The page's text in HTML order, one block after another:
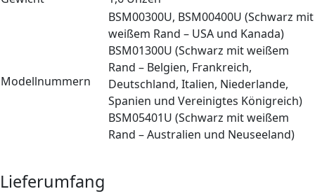
Modellnummern
BSM00300U, BSM00400U (Schwarz mit
weißem Rand – USA und Kanada)
BSM01300U (Schwarz mit weißem
Rand – Belgien, Frankreich,
Deutschland, Italien, Niederlande,
Spanien und Vereinigtes Königreich)
BSM05401U (Schwarz mit weißem
Rand – Australien und Neuseeland)
Lieferumfang